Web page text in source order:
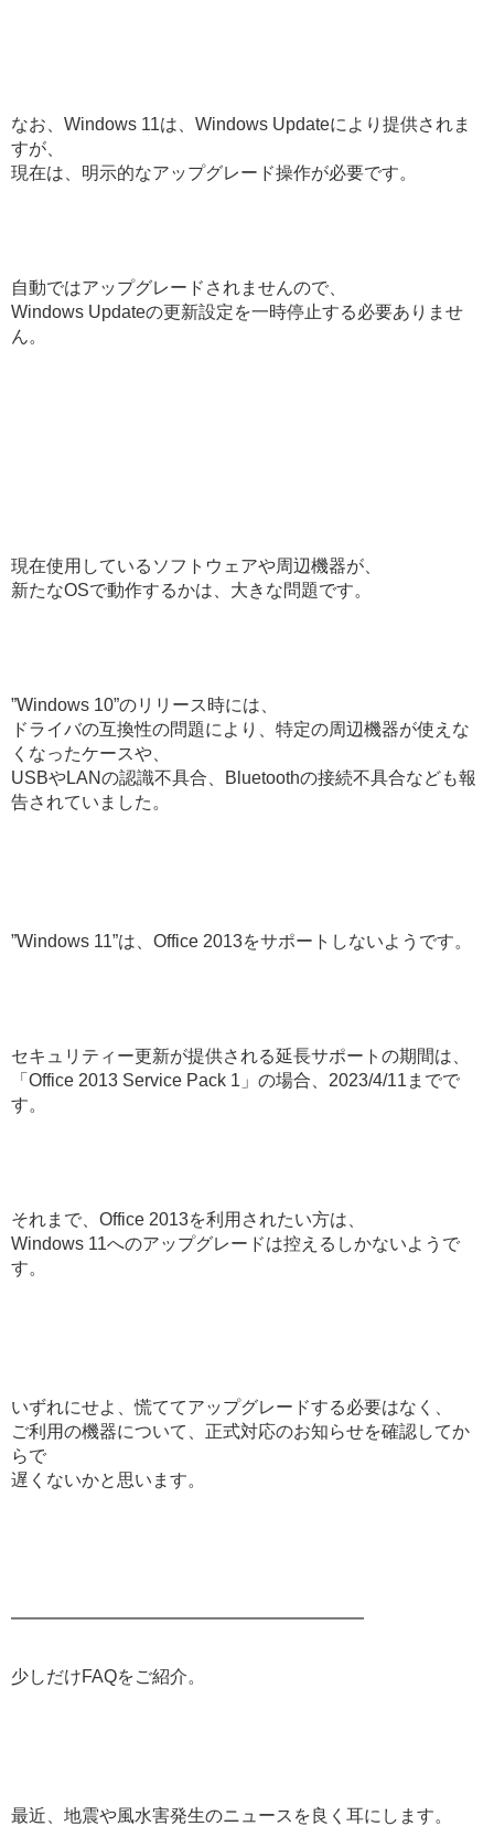
なお、Windows 11は、Windows Updateにより提供されま
すが、
現在は、明示的なアップグレード操作が必要です。
自動ではアップグレードされませんので、
Windows Updateの更新設定を一時停止する必要ありませ
ん。
現在使用しているソフトウェアや周辺機器が、
新たなOSで動作するかは、大きな問題です。
”Windows 10”のリリース時には、
ドライバの互換性の問題により、特定の周辺機器が使えな
くなったケースや、
USBやLANの認識不具合、Bluetoothの接続不具合なども報
告されていました。
”Windows 11”は、Office 2013をサポートしないようです。
セキュリティー更新が提供される延長サポートの期間は、
「Office 2013 Service Pack 1」の場合、2023/4/11までで
す。
それまで、Office 2013を利用されたい方は、
Windows 11へのアップグレードは控えるしかないようで
す。
いずれにせよ、慌ててアップグレードする必要はなく、
ご利用の機器について、正式対応のお知らせを確認してか
らで
遅くないかと思います。
━━━━━━━━━━━━━━━━━━━━
少しだけFAQをご紹介。
最近、地震や風水害発生のニュースを良く耳にします。